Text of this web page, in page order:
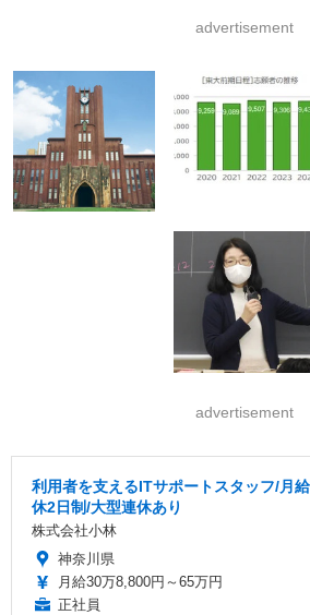
advertisement
advertisement
利用者を支えるITサポートスタッフ/月
休2日制/大型連休あり
株式会社小林
神奈川県
月給30万8,800円～65万円
正社員